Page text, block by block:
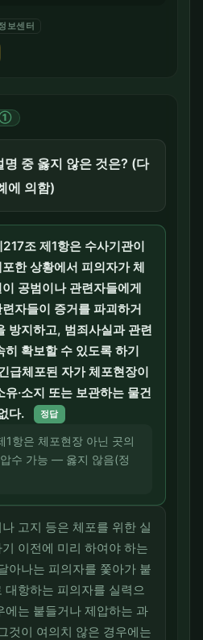
보센터
①
명 중 옳지 않은 것은? (다
에 의함)
조 제1항은 수사기관이
한 상황에서 피의자가 체
공범이나 관련자들에게
자들이 증거를 파괴하거
방지하고, 범죄사실과 관련
히 확보할 수 있도록 하기
급체포된 자가 체포현장이
유·소지 또는 보관하는 물건
다.
정답
1항은 체포현장 아닌 곳의
수 가능 — 옳지 않음(정
고지 등은 체포를 위한 실
이전에 미리 하여야 하는
아나는 피의자를 쫓아가 붙
대항하는 피의자를 실력으
에는 붙들거나 제압하는 과
것이 여의치 않은 경우에는